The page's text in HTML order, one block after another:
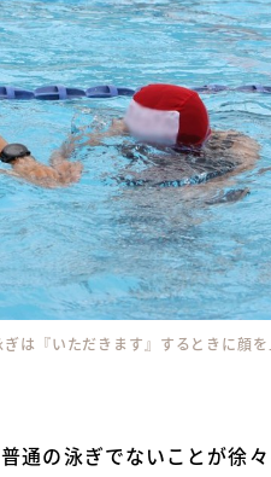
は『いただきます』するときに顔
通の泳ぎでないことが徐